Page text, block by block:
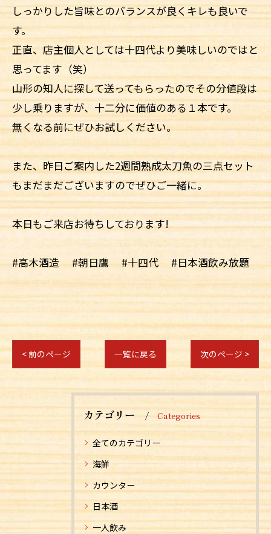
しっかりした旨味とのバランスが良くキレも良いで
す。
正直、店主個人としては十四代より美味しいのではと
思ってます（笑）
山形の知人に探して送ってもらったのでその分値段は
少し乗りますが、十二分に価値のある１本です。
無くなる前にぜひお試しください。
また、昨日ご案内した2週間熟成太刀魚の三点セット
もまだまだございますのでぜひご一緒に。
本日もご来店お待ちしております!
#高木酒造 #朝日鷹 #十四代 #日本酒飲み放題
< 前のページ 一覧に戻る 次のページ >
カテゴリー Categories
全てのカテゴリー
海鮮
カウンター
日本酒
一人飲み